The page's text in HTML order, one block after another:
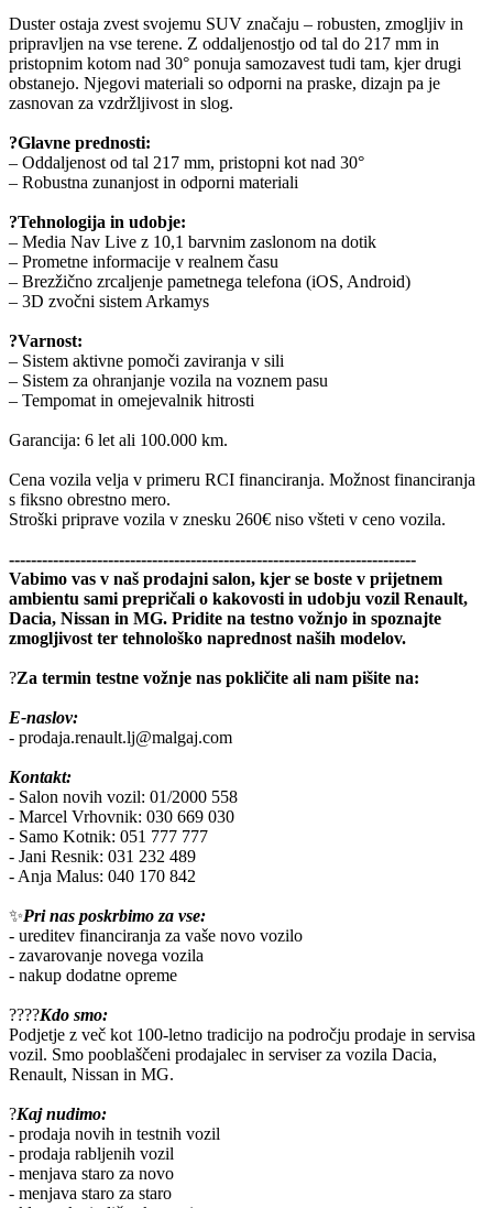
Duster ostaja zvest svojemu SUV značaju – robusten, zmogljiv in
pripravljen na vse terene. Z oddaljenostjo od tal do 217 mm in
pristopnim kotom nad 30° ponuja samozavest tudi tam, kjer drugi
obstanejo. Njegovi materiali so odporni na praske, dizajn pa je
zasnovan za vzdržljivost in slog.
?Glavne prednosti:
– Oddaljenost od tal 217 mm, pristopni kot nad 30°
– Robustna zunanjost in odporni materiali
?Tehnologija in udobje:
– Media Nav Live z 10,1 barvnim zaslonom na dotik
– Prometne informacije v realnem času
– Brezžično zrcaljenje pametnega telefona (iOS, Android)
– 3D zvočni sistem Arkamys
?Varnost:
– Sistem aktivne pomoči zaviranja v sili
– Sistem za ohranjanje vozila na voznem pasu
– Tempomat in omejevalnik hitrosti
Garancija: 6 let ali 100.000 km.
Cena vozila velja v primeru RCI financiranja. Možnost financiranja
s fiksno obrestno mero.
Stroški priprave vozila v znesku 260€ niso všteti v ceno vozila.
--------------------------------------------------------------------------
Vabimo vas v naš prodajni salon, kjer se boste v prijetnem
ambientu sami prepričali o kakovosti in udobju vozil Renault,
Dacia, Nissan in MG. Pridite na testno vožnjo in spoznajte
zmogljivost ter tehnološko naprednost naših modelov.
?Za termin testne vožnje nas pokličite ali nam pišite na:
E-naslov:
- prodaja.renault.lj@malgaj.com
Kontakt:
- Salon novih vozil: 01/2000 558
- Marcel Vrhovnik: 030 669 030
- Samo Kotnik: 051 777 777
- Jani Resnik: 031 232 489
- Anja Malus: 040 170 842
✨Pri nas poskrbimo za vse:
- ureditev financiranja za vaše novo vozilo
- zavarovanje novega vozila
- nakup dodatne opreme
?‍?‍?‍?Kdo smo:
Podjetje z več kot 100-letno tradicijo na področju prodaje in servisa
vozil. Smo pooblaščeni prodajalec in serviser za vozila Dacia,
Renault, Nissan in MG.
?Kaj nudimo:
- prodaja novih in testnih vozil
- prodaja rabljenih vozil
- menjava staro za novo
- menjava staro za staro